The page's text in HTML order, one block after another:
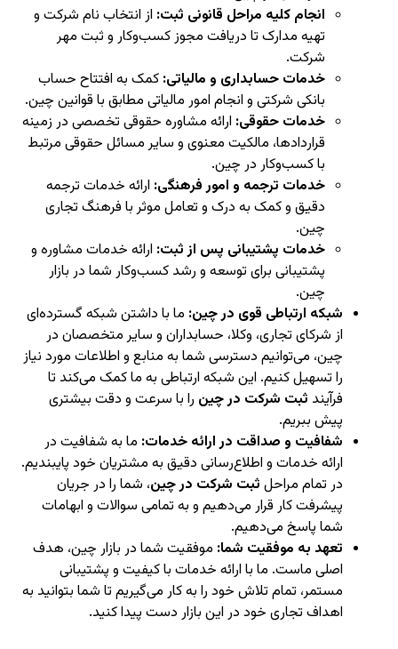
انجام کلیه مراحل قانونی ثبت: از انتخاب نام شرکت و
تهیه مدارک تا دریافت مجوز کسب‌وکار و ثبت مهر
شرکت.
خدمات حسابداری و مالیاتی: کمک به افتتاح حساب
بانکی شرکتی و انجام امور مالیاتی مطابق با قوانین چین.
خدمات حقوقی: ارائه مشاوره حقوقی تخصصی در زمینه
قراردادها، مالکیت معنوی و سایر مسائل حقوقی مرتبط
با کسب‌وکار در چین.
خدمات ترجمه و امور فرهنگی: ارائه خدمات ترجمه
دقیق و کمک به درک و تعامل موثر با فرهنگ تجاری
چین.
خدمات پشتیبانی پس از ثبت: ارائه خدمات مشاوره و
پشتیبانی برای توسعه و رشد کسب‌وکار شما در بازار
چین.
شبکه ارتباطی قوی در چین: ما با داشتن شبکه گسترده‌ای
از شرکای تجاری، وکلا، حسابداران و سایر متخصصان در
چین، می‌توانیم دسترسی شما به منابع و اطلاعات مورد نیاز
را تسهیل کنیم. این شبکه ارتباطی به ما کمک می‌کند تا
فرآیند ثبت شرکت در چین را با سرعت و دقت بیشتری
پیش ببریم.
شفافیت و صداقت در ارائه خدمات: ما به شفافیت در
ارائه خدمات و اطلاع‌رسانی دقیق به مشتریان خود پایبندیم.
در تمام مراحل ثبت شرکت در چین، شما را در جریان
پیشرفت کار قرار می‌دهیم و به تمامی سوالات و ابهامات
شما پاسخ می‌دهیم.
تعهد به موفقیت شما: موفقیت شما در بازار چین، هدف
اصلی ماست. ما با ارائه خدمات با کیفیت و پشتیبانی
مستمر، تمام تلاش خود را به کار می‌گیریم تا شما بتوانید به
اهداف تجاری خود در این بازار دست پیدا کنید.